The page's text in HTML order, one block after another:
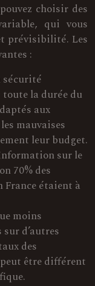
choisir des
qui vous
prévisibilité. Les
:
toute la durée du
aux
mauvaises
leur budget.
sur le
70% des
étaient à
moins
d’autres
des
être différent